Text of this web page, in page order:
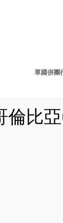
單國併團
比